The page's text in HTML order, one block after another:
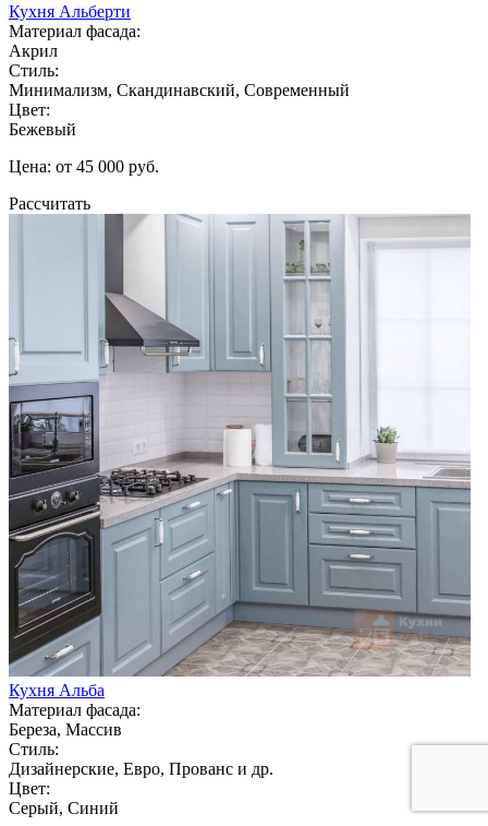
Кухня Альберти
Материал фасада:
Акрил
Стиль:
Минимализм, Скандинавский, Современный
Цвет:
Бежевый
Цена: от 45 000 руб.
Рассчитать
Кухня Альба
Материал фасада:
Береза, Массив
Стиль:
Дизайнерские, Евро, Прованс и др.
Цвет:
Серый, Синий